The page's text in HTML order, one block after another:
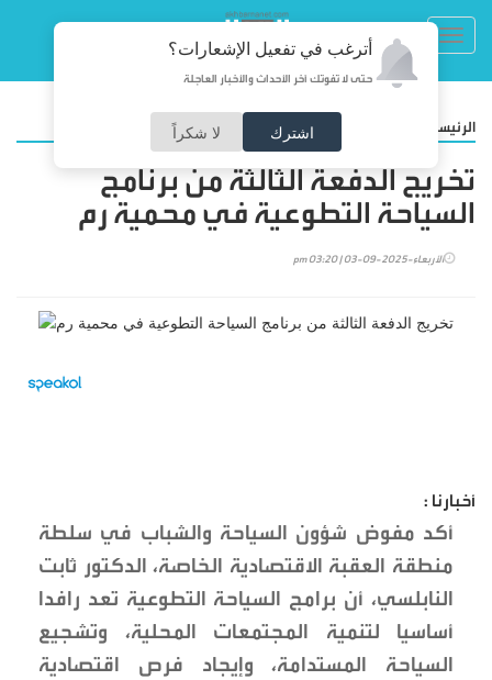
أترغب في تفعيل الإشعارات؟
حتى لا تفوتك آخر الأحداث والأخبار العاجلة
اشترك لا شكراً الرئيسية
تخريج الدفعة الثالثة من برنامج
السياحة التطوعية في محمية رم
الأربعاء-2025-09-03 | 03:20 pm
أخبارنا :
أكد مفوض شؤون السياحة والشباب في سلطة
منطقة العقبة الاقتصادية الخاصة، الدكتور ثابت
النابلسي، أن برامج السياحة التطوعية تعد رافدا
أساسيا لتنمية المجتمعات المحلية، وتشجيع
السياحة المستدامة، وإيجاد فرص اقتصادية